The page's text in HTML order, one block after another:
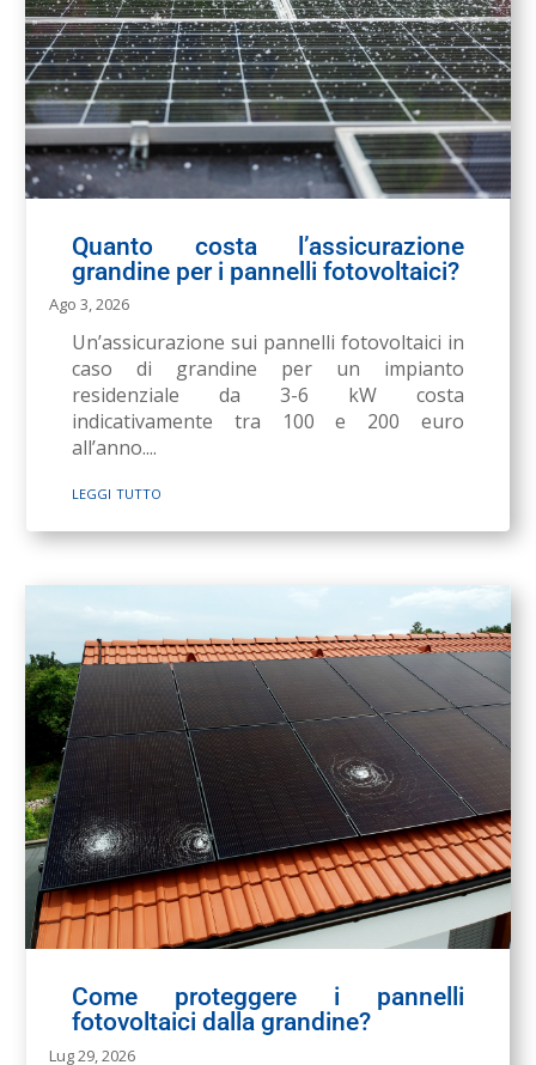
Quanto costa l’assicurazione
grandine per i pannelli fotovoltaici?
Ago 3, 2026
Un’assicurazione sui pannelli fotovoltaici in
caso di grandine per un impianto
residenziale da 3-6 kW costa
indicativamente tra 100 e 200 euro
all’anno....
leggi tutto
Come proteggere i pannelli
fotovoltaici dalla grandine?
Lug 29, 2026